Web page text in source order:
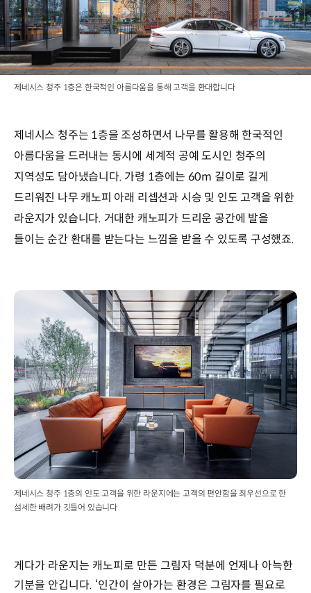
제네시스 청주 1층은 한국적인 아름다움을 통해 고객을 환대합니다
제네시스 청주는 1층을 조성하면서 나무를 활용해 한국적인
아름다움을 드러내는 동시에 세계적 공예 도시인 청주의
지역성도 담아냈습니다. 가령 1층에는 60m 길이로 길게
드리워진 나무 캐노피 아래 리셉션과 시승 및 인도 고객을 위한
라운지가 있습니다. 거대한 캐노피가 드리운 공간에 발을
들이는 순간 환대를 받는다는 느낌을 받을 수 있도록 구성했죠.
제네시스 청주 1층의 인도 고객을 위한 라운지에는 고객의 편안함을 최우선으로 한
섬세한 배려가 깃들어 있습니다
게다가 라운지는 캐노피로 만든 그림자 덕분에 언제나 아늑한
기분을 안깁니다. ‘인간이 살아가는 환경은 그림자를 필요로